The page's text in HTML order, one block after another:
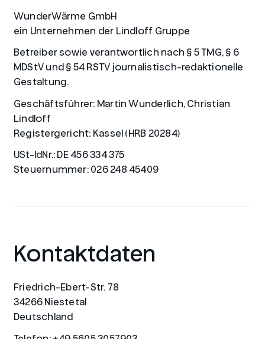
WunderWärme GmbH
ein Unternehmen der Lindloff Gruppe
Betreiber sowie verantwortlich nach § 5 TMG, § 6
MDStV und § 54 RSTV journalistisch-redaktionelle
Gestaltung.
Geschäftsführer: Martin Wunderlich, Christian
Lindloff
Registergericht: Kassel (HRB 20284)
USt-IdNr.: DE 456 334 375
Steuernummer: 026 248 45409
Kontaktdaten
Friedrich-Ebert-Str. 78
34266 Niestetal
Deutschland